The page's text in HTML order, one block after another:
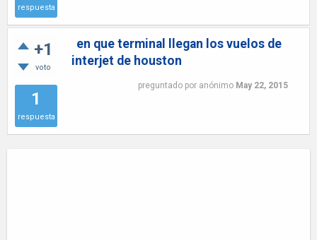
respuesta
+1
voto
1
respuesta
en que terminal llegan los vuelos de
interjet de houston
preguntado por anónimo May 22, 2015